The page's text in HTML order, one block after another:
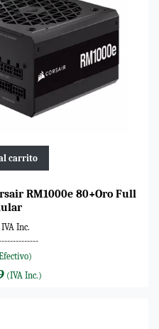
carrito
RM1000e 80+Oro Full
Inc.
(IVA Inc.)